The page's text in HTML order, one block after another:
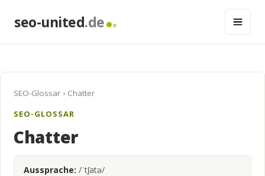
seo-united.de
SEO-Glossar › Chatter
SEO-GLOSSAR
Chatter
Aussprache: /ˈtʃatə/